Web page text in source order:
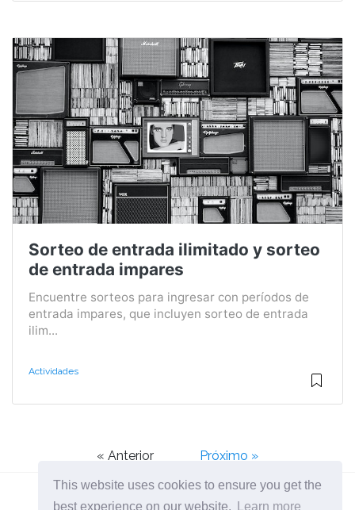
This website uses cookies to ensure you get the
best experience on our website.
Learn more
Sorteo de entrada ilimitado y sorteo
de entrada impares
Encuentre sorteos para ingresar con períodos de
entrada impares, que incluyen sorteo de entrada
ilim...
Actividades
« Anterior Próximo »